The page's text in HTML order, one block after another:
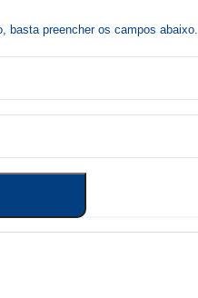
basta preencher os campos abaixo.